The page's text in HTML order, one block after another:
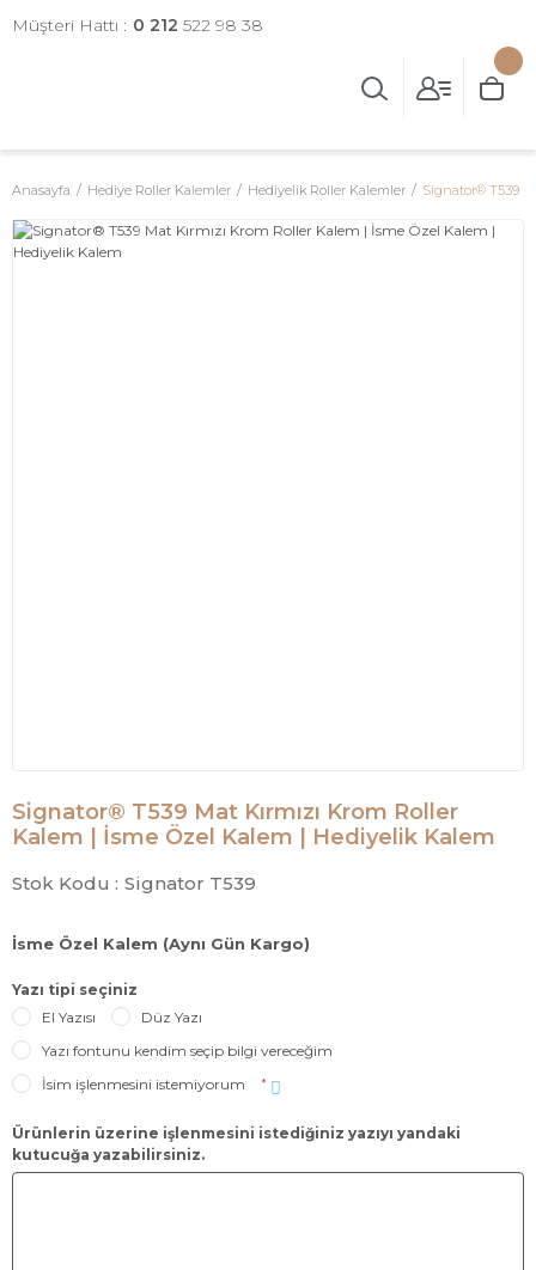
Müşteri Hattı : 0 212 522 98 38
Anasayfa Hediye Roller Kalemler Hediyelik Roller Kalemler Signator® T539
Signator® T539 Mat Kırmızı Krom Roller
Kalem | İsme Özel Kalem | Hediyelik Kalem
Stok Kodu : Signator T539
İsme Özel Kalem (Aynı Gün Kargo)
Yazı tipi seçiniz
El Yazısı
Düz Yazı
Yazı fontunu kendim seçip bilgi vereceğim
İsim işlenmesini istemiyorum
*
Ürünlerin üzerine işlenmesini istediğiniz yazıyı yandaki
kutucuğa yazabilirsiniz.